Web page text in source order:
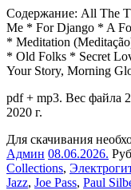
Содержание: All The
Me * For Django * A
* Meditation
* Old Folks * Secret
Your Story, Morning
pdf + mp3. Вес файла
2020 г.
Для скачивания
Админ 08.06.2026.
Collections,
Jazz, Joe Pass, Paul